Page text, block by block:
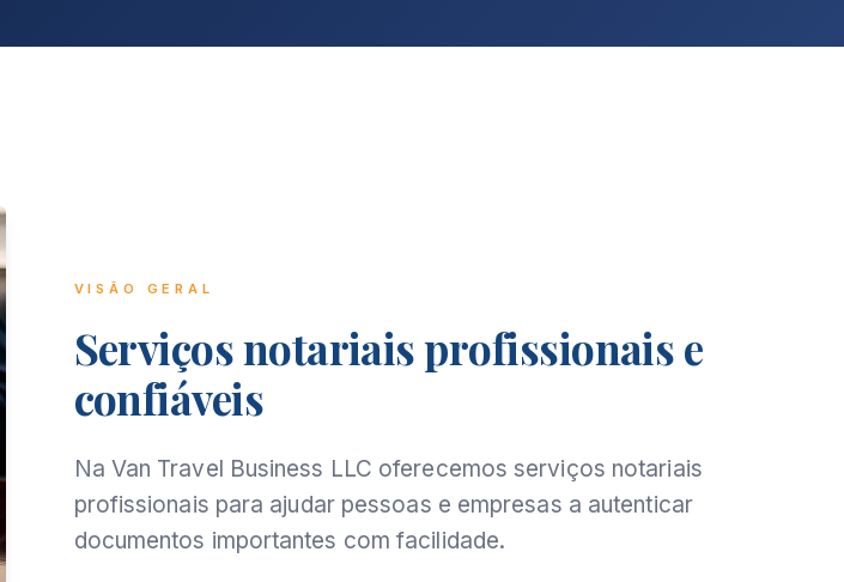
VISÃO GERAL
Serviços notariais profissionais e
confiáveis
Na Van Travel Business LLC oferecemos serviços notariais
profissionais para ajudar pessoas e empresas a autenticar
documentos importantes com facilidade.